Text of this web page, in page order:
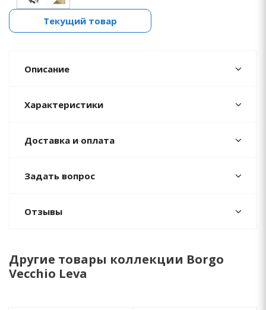
Текущий товар
Описание
Характеристики
Доставка и оплата
Задать вопрос
Отзывы
Другие товары коллекции Borgo
Vecchio Leva